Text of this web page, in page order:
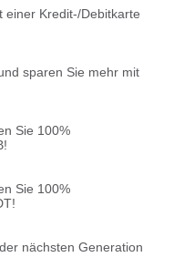
einer Kredit-/Debitkarte
sparen Sie mehr mit
Sie 100%
Sie 100%
nächsten Generation